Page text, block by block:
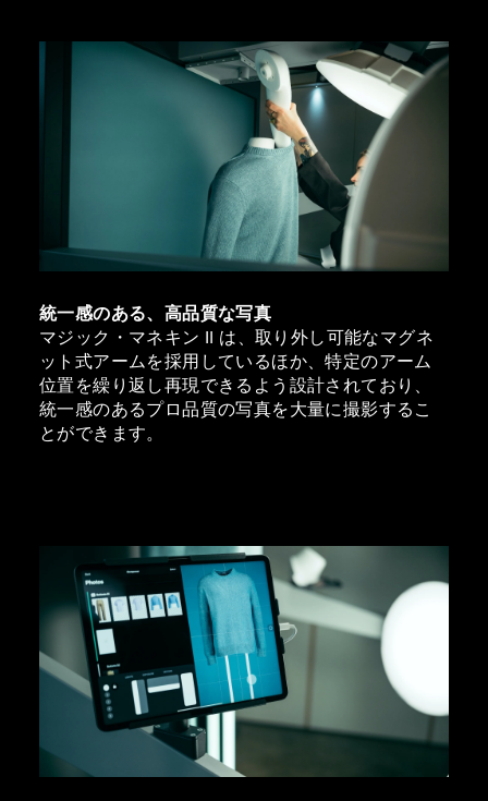
統一感のある、高品質な写真
マジック・マネキン II は、取り外し可能なマグネ
ット式アームを採用しているほか、特定のアーム
位置を繰り返し再現できるよう設計されており、
統一感のあるプロ品質の写真を大量に撮影するこ
とができます。